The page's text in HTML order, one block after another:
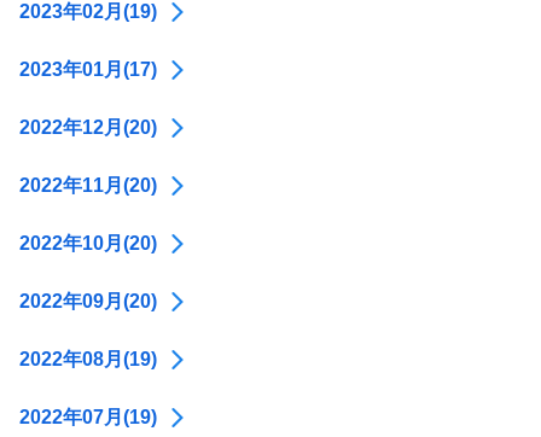
2023年02月(19)
2023年01月(17)
2022年12月(20)
2022年11月(20)
2022年10月(20)
2022年09月(20)
2022年08月(19)
2022年07月(19)